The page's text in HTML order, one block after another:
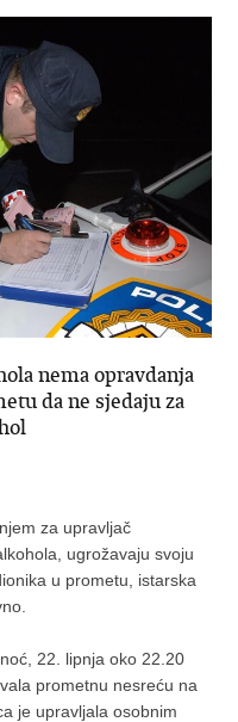
nema opravdanja
da ne sjedaju za
za upravljač
ugrožavaju svoju
u prometu, istarska
22. lipnja oko 22.20
prometnu nesreću na
je upravljala osobnim